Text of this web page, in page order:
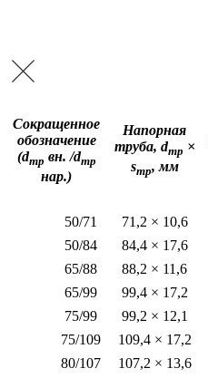
Сокращенное
обозначение
(dтр вн. /dтр
нар.)
Напорная
труба, dтр ×
sтр, мм
50/71 71,2 × 10,6
50/84
84,4 × 17,6
65/88
88,2 × 11,6
65/99
99,4 × 17,2
75/99
99,2 × 12,1
75/109
109,4 × 17,2
80/107
107,2 × 13,6